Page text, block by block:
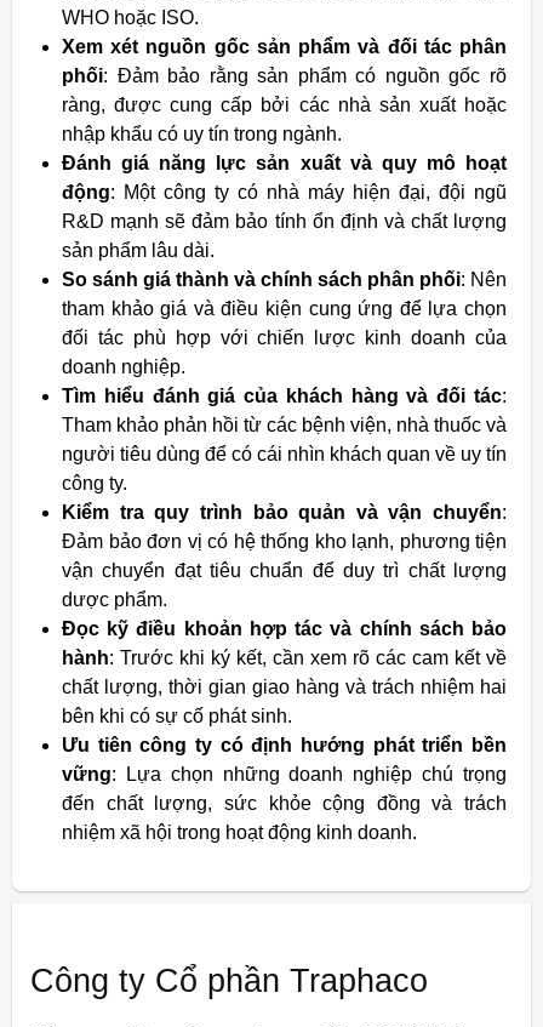
WHO hoặc ISO.
Xem xét nguồn gốc sản phẩm và đối tác phân
phối: Đảm bảo rằng sản phẩm có nguồn gốc rõ
ràng, được cung cấp bởi các nhà sản xuất hoặc
nhập khẩu có uy tín trong ngành.
Đánh giá năng lực sản xuất và quy mô hoạt
động: Một công ty có nhà máy hiện đại, đội ngũ
R&D mạnh sẽ đảm bảo tính ổn định và chất lượng
sản phẩm lâu dài.
So sánh giá thành và chính sách phân phối: Nên
tham khảo giá và điều kiện cung ứng để lựa chọn
đối tác phù hợp với chiến lược kinh doanh của
doanh nghiệp.
Tìm hiểu đánh giá của khách hàng và đối tác:
Tham khảo phản hồi từ các bệnh viện, nhà thuốc và
người tiêu dùng để có cái nhìn khách quan về uy tín
công ty.
Kiểm tra quy trình bảo quản và vận chuyển:
Đảm bảo đơn vị có hệ thống kho lạnh, phương tiện
vận chuyển đạt tiêu chuẩn để duy trì chất lượng
dược phẩm.
Đọc kỹ điều khoản hợp tác và chính sách bảo
hành: Trước khi ký kết, cần xem rõ các cam kết về
chất lượng, thời gian giao hàng và trách nhiệm hai
bên khi có sự cố phát sinh.
Ưu tiên công ty có định hướng phát triển bền
vững: Lựa chọn những doanh nghiệp chú trọng
đến chất lượng, sức khỏe cộng đồng và trách
nhiệm xã hội trong hoạt động kinh doanh.
Công ty Cổ phần Traphaco